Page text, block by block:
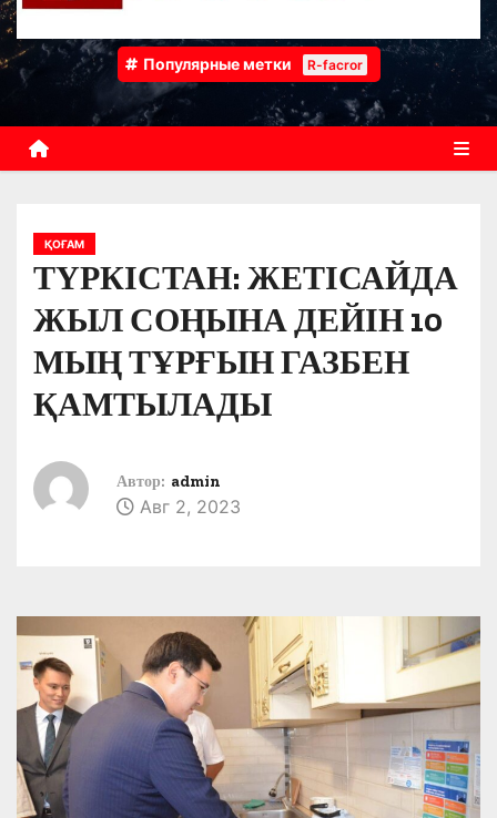
Популярные метки R-facror
ҚОҒАМ
ТҮРКІСТАН: ЖЕТІСАЙДА
ЖЫЛ СОҢЫНА ДЕЙІН 10
МЫҢ ТҰРҒЫН ГАЗБЕН
ҚАМТЫЛАДЫ
Автор: admin
Авг 2, 2023